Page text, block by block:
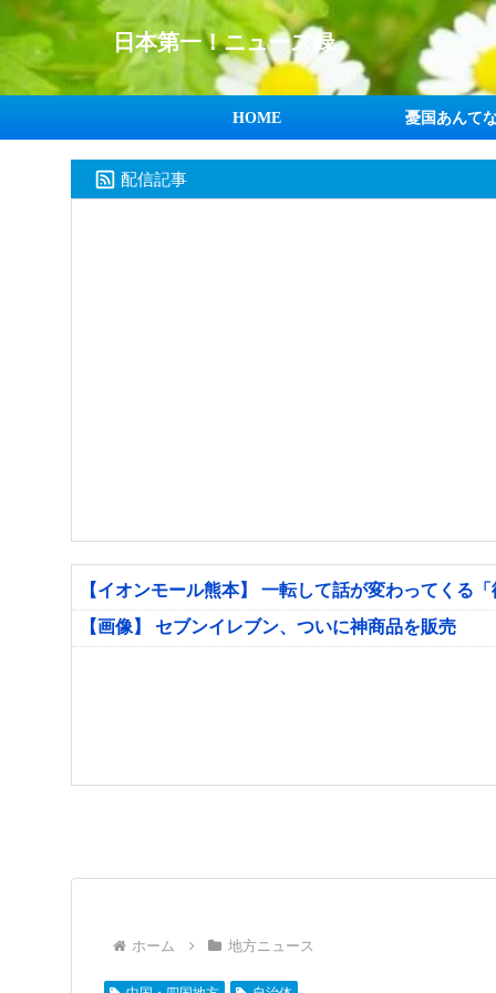
日本第一！ニュース録
HOME 憂国あんて
配信記事
【イオンモール熊本】 一転して話が変わってくる
【画像】 セブンイレブン、ついに神商品を販売
ホーム 地方ニュース